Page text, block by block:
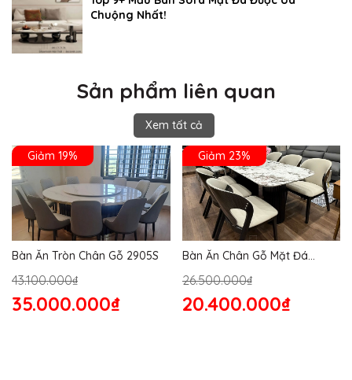
Chuộng Nhất!
Sản phẩm liên quan
Xem tất cả
Giảm 19%
Bàn Ăn Tròn Chân Gỗ 2905S
43.100.000₫
35.000.000₫
Giảm 23%
Bàn Ăn Chân Gỗ Mặt Đá
26.500.000₫
20.400.000₫